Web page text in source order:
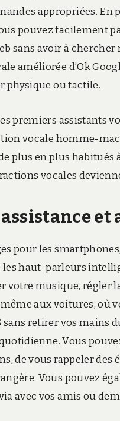
appropriées. En
pouvez facilement
sans avoir à
améliorée d’Ok
physique ou tactile.
premiers assistants
vocale homme-
plus en plus
vocales
assistance
pour les
haut-parleurs
votre musique, régler
aux voitures, où
sans retirer vos mains
Vous
de vous rappeler des
Vous pouvez
avec vos amis ou